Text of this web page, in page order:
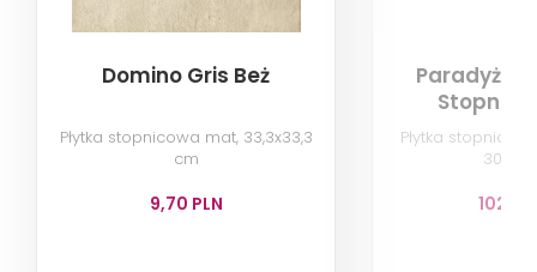
Domino Gris Beż
Płytka stopnicowa mat, 33,3x33,3
cm
9,70 PLN
Paradyż
Płytka
30x60
102,10